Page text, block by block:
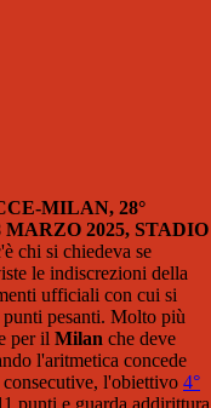
MILAN, 28°
2025, STADIO
chi si chiedeva se
le indiscrezioni della
ufficiali con cui si
pesanti. Molto più
per il Milan che deve
l'aritmetica concede
l'obiettivo 4°
punti e guarda addirittura